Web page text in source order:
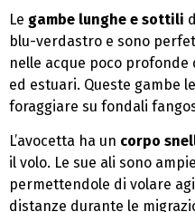
Le gambe lunghe e sottili
blu-verdastro e sono
nelle acque poco
ed estuari. Queste gambe
foraggiare su fondali
L’avocetta ha un corpo
il volo. Le sue ali sono
permettendole di volare
distanze durante le